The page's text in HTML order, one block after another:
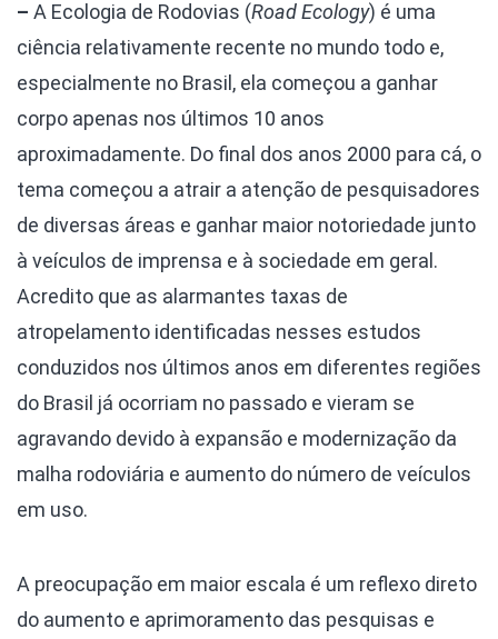
– A Ecologia de Rodovias (Road Ecology) é uma
ciência relativamente recente no mundo todo e,
especialmente no Brasil, ela começou a ganhar
corpo apenas nos últimos 10 anos
aproximadamente. Do final dos anos 2000 para cá, o
tema começou a atrair a atenção de pesquisadores
de diversas áreas e ganhar maior notoriedade junto
à veículos de imprensa e à sociedade em geral.
Acredito que as alarmantes taxas de
atropelamento identificadas nesses estudos
conduzidos nos últimos anos em diferentes regiões
do Brasil já ocorriam no passado e vieram se
agravando devido à expansão e modernização da
malha rodoviária e aumento do número de veículos
em uso.
A preocupação em maior escala é um reflexo direto
do aumento e aprimoramento das pesquisas e